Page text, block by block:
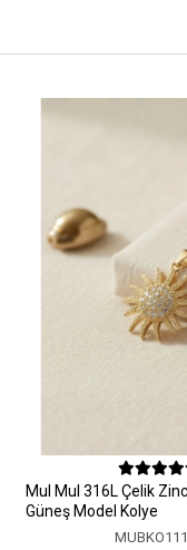
MuI MuI 316L Çelik
Güneş Model Kolye